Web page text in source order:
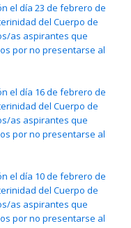
el día 23 de febrero de
del Cuerpo de
as aspirantes que
por no presentarse al
el día 16 de febrero de
del Cuerpo de
as aspirantes que
por no presentarse al
el día 10 de febrero de
del Cuerpo de
as aspirantes que
por no presentarse al